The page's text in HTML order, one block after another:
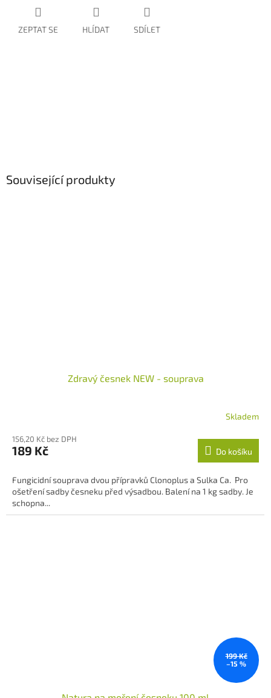
ZEPTAT SE HLÍDAT SDÍLET
Související produkty
Zdravý česnek NEW - souprava
produktu
je
z
hvězdiček.
Skladem
156,20 Kč bez DPH
189 Kč Do košíku
Fungicidní souprava dvou přípravků Clonoplus a Sulka Ca. Pro
ošetření sadby česneku před výsadbou. Balení na 1 kg sadby. Je
schopna...
199 Kč
–15 %